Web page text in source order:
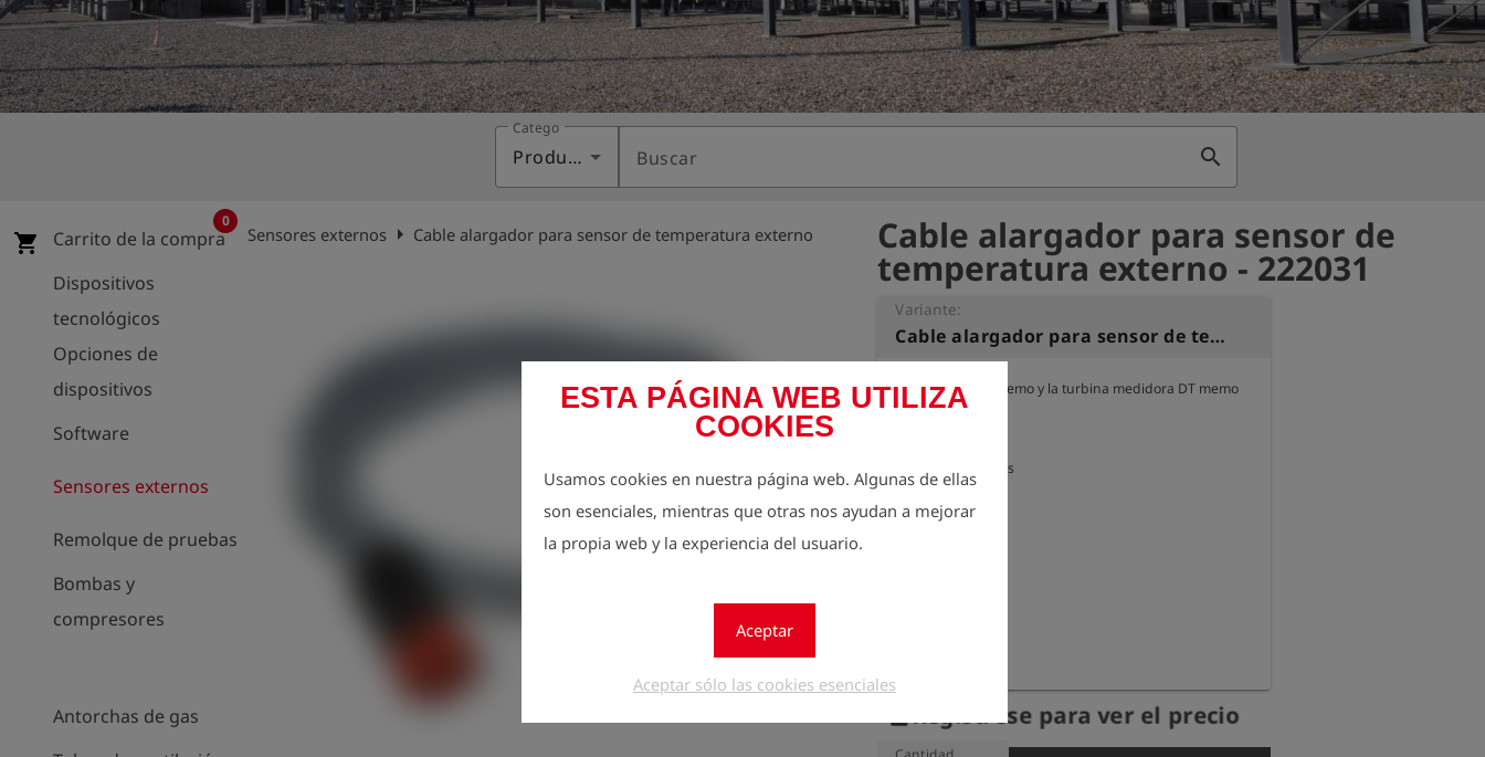
shield Registro
ESTA PÁGINA WEB UTILIZA
COOKIES
Usamos cookies en nuestra página web. Algunas de ellas
son esenciales, mientras que otras nos ayudan a mejorar
la propia web y la experiencia del usuario.
Aceptar
Aceptar sólo las cookies esenciales
Categoría
Productos Buscar search
shopping_cart Carrito de la compra
0
Dispositivos
tecnológicos
Opciones de
dispositivos
Software
Sensores externos
Remolque de pruebas
Bombas y
compresores
Antorchas de gas
Sensores externos arrow_right Cable alargador para sensor de temperatura externo Cable alargador para sensor de
temperatura externo - 222031
Variante:
Cable alargador para sensor de temperatura externo
Para DruckTest memo y la turbina medidora DT memo
Longitud: 5 metros
Regístrese para ver el precio